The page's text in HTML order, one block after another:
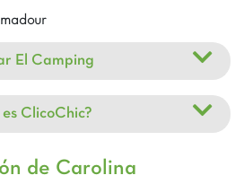
El Camping
ClicoChic?
de Carolina